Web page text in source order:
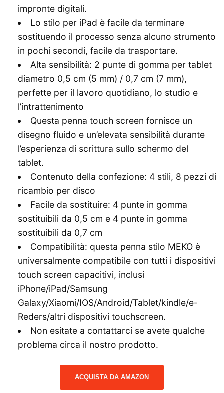
impronte digitali.
Lo stilo per iPad è facile da terminare
sostituendo il processo senza alcuno strumento
in pochi secondi, facile da trasportare.
Alta sensibilità: 2 punte di gomma per tablet
diametro 0,5 cm (5 mm) / 0,7 cm (7 mm),
perfette per il lavoro quotidiano, lo studio e
l’intrattenimento
Questa penna touch screen fornisce un
disegno fluido e un’elevata sensibilità durante
l’esperienza di scrittura sullo schermo del
tablet.
Contenuto della confezione: 4 stili, 8 pezzi di
ricambio per disco
Facile da sostituire: 4 punte in gomma
sostituibili da 0,5 cm e 4 punte in gomma
sostituibili da 0,7 cm
Compatibilità: questa penna stilo MEKO è
universalmente compatibile con tutti i dispositivi
touch screen capacitivi, inclusi
iPhone/iPad/Samsung
Galaxy/Xiaomi/IOS/Android/Tablet/kindle/e-
Reders/altri dispositivi touchscreen.
Non esitate a contattarci se avete qualche
problema circa il nostro prodotto.
ACQUISTA DA AMAZON